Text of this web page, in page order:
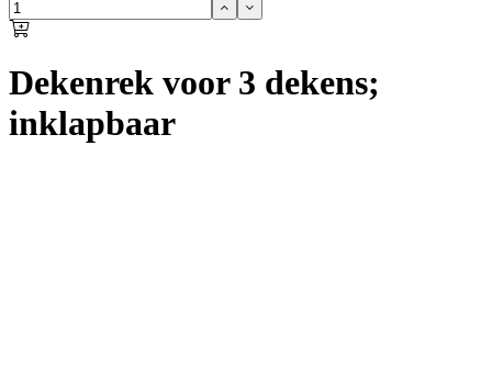
Dekenrek voor 3 dekens;
inklapbaar